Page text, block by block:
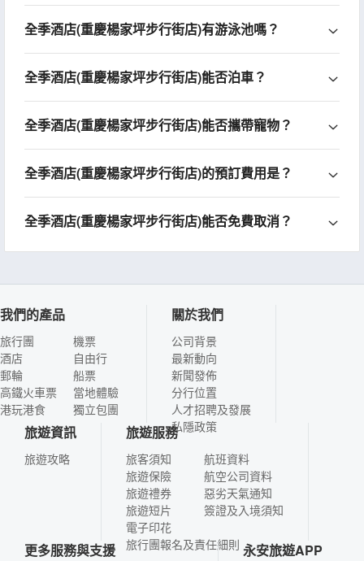
全季酒店(重慶楊家坪步行街店)有游泳池嗎？
全季酒店(重慶楊家坪步行街店)能否泊車？
全季酒店(重慶楊家坪步行街店)能否攜帶寵物？
全季酒店(重慶楊家坪步行街店)的預訂費用是？
全季酒店(重慶楊家坪步行街店)能否免費取消？
我們的產品
旅行團
酒店
郵輪
高鐵火車票
港玩港食
機票
自由行
船票
當地體驗
獨立包團
關於我們
公司背景
最新動向
新聞發佈
分行位置
人才招聘及發展
私隱政策
旅遊資訊
旅遊攻略
旅遊服務
旅客須知
旅遊保險
旅遊禮券
旅遊短片
電子印花
航班資料
航空公司資料
惡劣天氣通知
簽證及入境須知
旅行團報名及責任細則
更多服務與支援 永安旅遊APP